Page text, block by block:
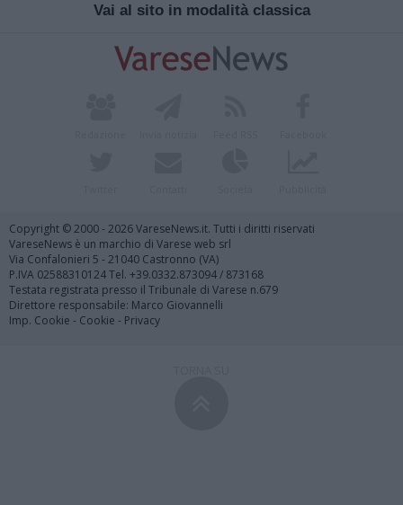
Vai al sito in modalità classica
Copyright © 2000 - 2026 VareseNews.it. Tutti i diritti riservati
VareseNews è un marchio di Varese web srl
Via Confalonieri 5 - 21040 Castronno (VA)
P.IVA 02588310124 Tel. +39.0332.873094 / 873168
Testata registrata presso il Tribunale di Varese n.679
Direttore responsabile: Marco Giovannelli
Imp. Cookie - Cookie - Privacy